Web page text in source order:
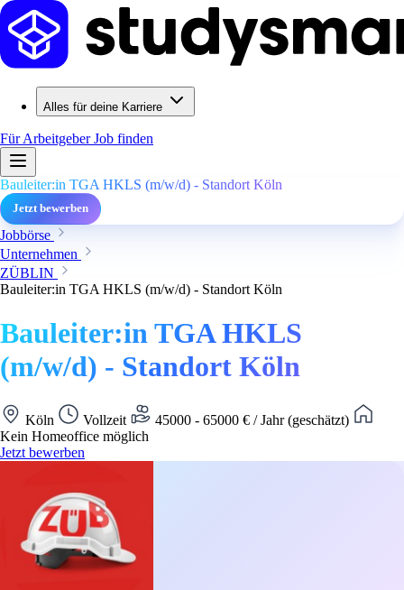
Alles für deine Karriere
Für ArbeitgeberJob finden
Bauleiter:in TGA HKLS (m/w/d) - Standort Köln
Jetzt bewerben
Jobbörse
Unternehmen
ZÜBLIN
Bauleiter:in TGA HKLS (m/w/d) - Standort Köln
Bauleiter:in TGA HKLS
(m/w/d) - Standort Köln
Köln Vollzeit
45000 - 65000 € / Jahr (geschätzt)
Kein Homeoffice möglich
Jetzt bewerben